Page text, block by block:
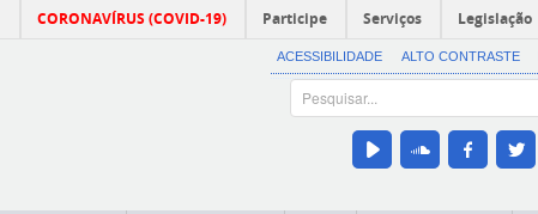
CORONAVÍRUS (COVID-19) Participe Serviços Legislação
ACESSIBILIDADE ALTO CONTRASTE